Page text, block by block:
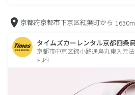
京都府京都市下京区紅葉町から 1630m
タイムズカーレンタル京都四条
京都市中京区錦小路通烏丸東入元
丸内